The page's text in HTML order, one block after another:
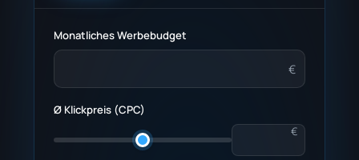
Monatliches Werbebudget
€
Ø Klickpreis (CPC)
€